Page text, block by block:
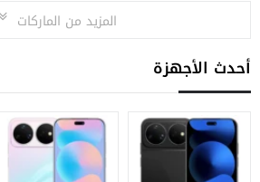
المزيد من الماركات
أحدث الأجهزة